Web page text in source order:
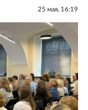
25 мая, 16:19